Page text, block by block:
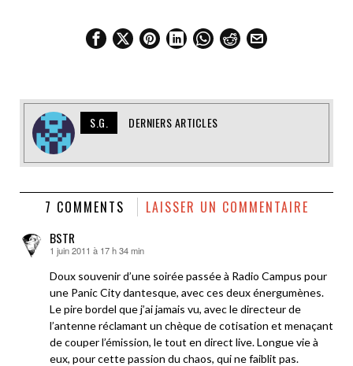
S.G. DERNIERS ARTICLES
7 COMMENTS LAISSER UN COMMENTAIRE
BSTR
dit :
1 juin 2011 à 17 h 34 min
Doux souvenir d’une soirée passée à Radio Campus pour
une Panic City dantesque, avec ces deux énergumènes.
Le pire bordel que j’ai jamais vu, avec le directeur de
l’antenne réclamant un chèque de cotisation et menaçant
de couper l’émission, le tout en direct live. Longue vie à
eux, pour cette passion du chaos, qui ne faiblit pas.